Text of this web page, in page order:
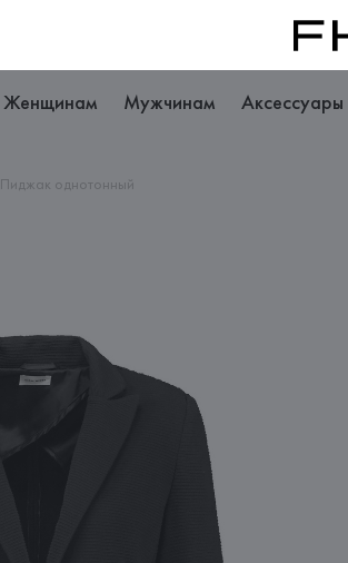
Женщинам Мужчинам Аксессуары
Пиджак однотонный